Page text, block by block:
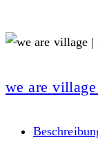
we are